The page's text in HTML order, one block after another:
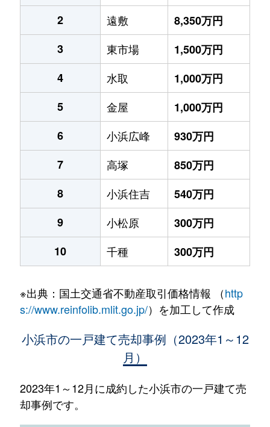
2
遠敷
8,350万円
3
東市場
1,500万円
4
水取
1,000万円
5
金屋
1,000万円
6
小浜広峰
930万円
7
高塚
850万円
8
小浜住吉
540万円
9
小松原
300万円
10
千種 300万円
※出典：国土交通省不動産取引価格情報 （http
s://www.reinfolib.mlit.go.jp/）を加工して作成
小浜市の一戸建て売却事例（2023年1～12
月）
2023年1～12月に成約した小浜市の一戸建て売
却事例です。